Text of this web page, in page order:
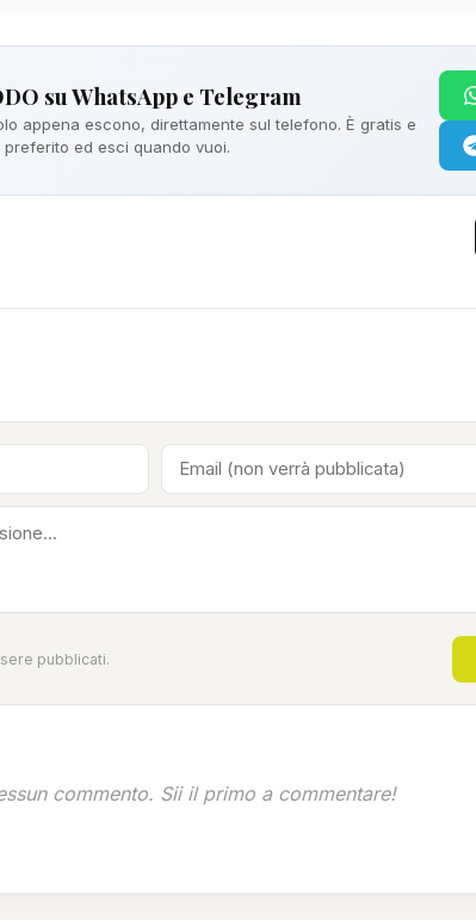
su WhatsApp e Telegram
appena escono, direttamente sul telefono. È gratis e
ed esci quando vuoi.
pubblicati.
commento. Sii il primo a commentare!